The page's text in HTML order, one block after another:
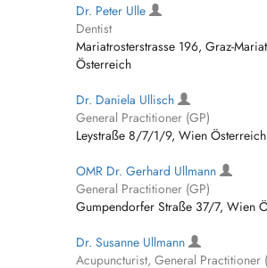
Dr. Peter Ulle
Dentist
Mariatrosterstrasse 196, Graz-
Österreich
Dr. Daniela Ullisch
General Practitioner (GP)
Leystraße 8/7/1/9, Wien Österreich
OMR Dr. Gerhard Ullmann
General Practitioner (GP)
Gumpendorfer Straße 37/7, Wien
Dr. Susanne Ullmann
Acupuncturist, General Practitioner